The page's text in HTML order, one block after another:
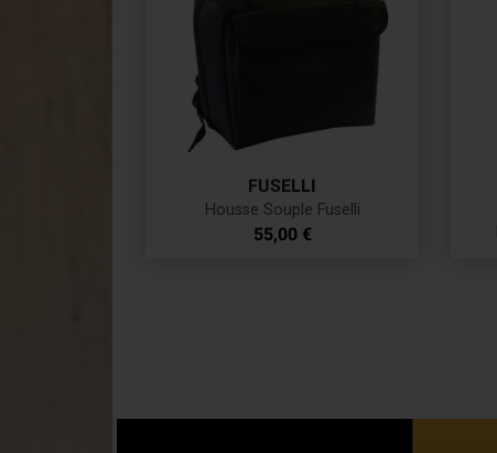
FUSELLI
Housse Souple Fuselli
Prix
55,00 €